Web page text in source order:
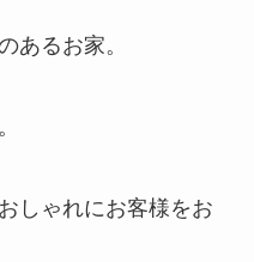
あるお家。
しゃれにお客様をお